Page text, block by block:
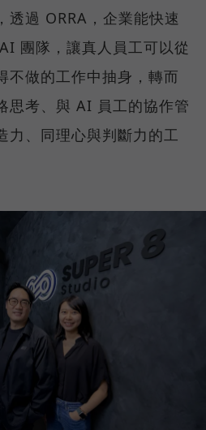
透過 ORRA，企業能快速
團隊，讓真人員工可以從
不做的工作中抽身，轉而
思考、與 AI 員工的協作管
力、同理心與判斷力的工